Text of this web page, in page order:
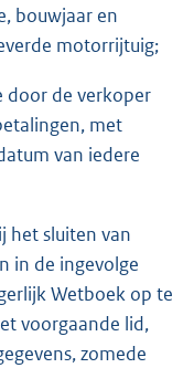
bouwjaar en
motorrijtuig;
door de verkoper
met
van iedere
het sluiten van
in de ingevolge
Wetboek op te
voorgaande lid,
zomede